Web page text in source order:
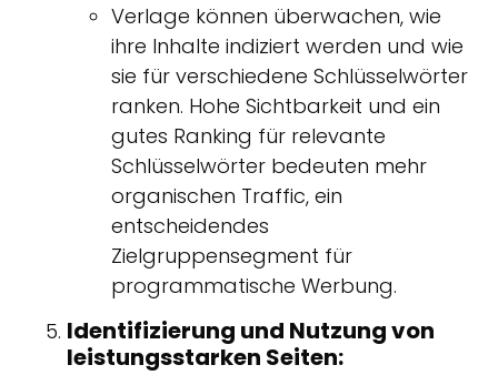
Verlage können überwachen, wie
ihre Inhalte indiziert werden und wie
sie für verschiedene Schlüsselwörter
ranken. Hohe Sichtbarkeit und ein
gutes Ranking für relevante
Schlüsselwörter bedeuten mehr
organischen Traffic, ein
entscheidendes
Zielgruppensegment für
programmatische Werbung.
Identifizierung und Nutzung von
leistungsstarken Seiten: